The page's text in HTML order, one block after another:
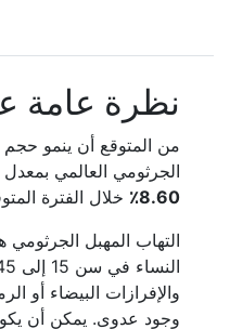
نظرة عامة
من المتوقع أن ينمو حجم
الجرثومي العالمي بمعدل
8.60٪
خلال الفترة المتوقعة
التهاب المهبل
والإفرازات البيضاء أو
وجود عدوى. يمكن أن